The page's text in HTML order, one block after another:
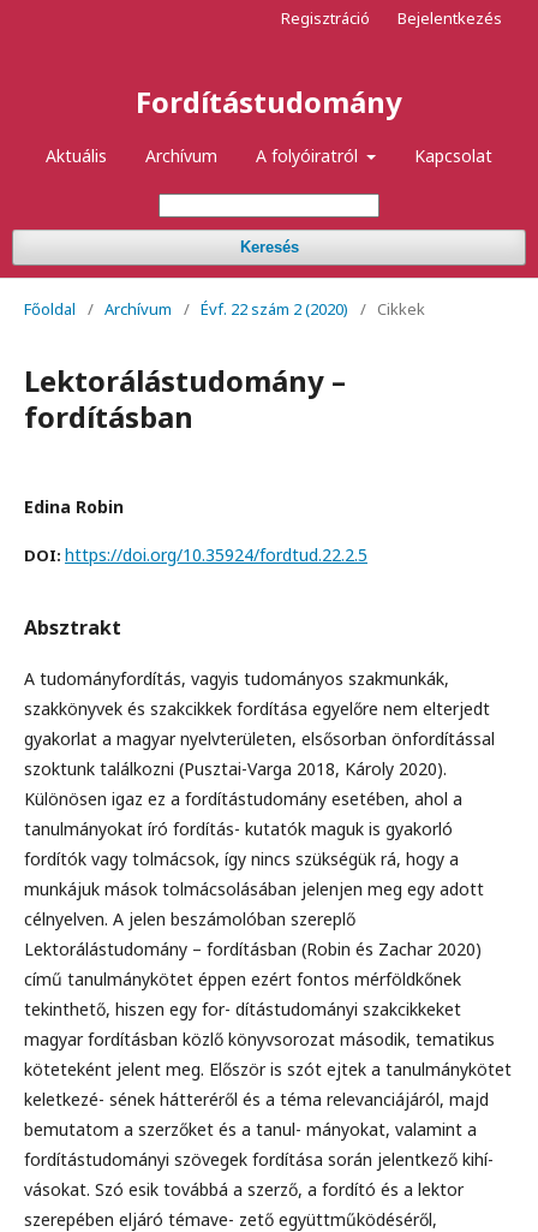
Fordítástudomány
Aktuális Archívum A folyóiratról Kapcsolat
Keresés
Regisztráció Bejelentkezés
Főoldal / Archívum / Évf. 22 szám 2 (2020) / Cikkek
Lektorálástudomány –
fordításban
Edina Robin
DOI: https://doi.org/10.35924/fordtud.22.2.5
Absztrakt
A tudományfordítás, vagyis tudományos szakmunkák,
szakkönyvek és szakcikkek fordítása egyelőre nem elterjedt
gyakorlat a magyar nyelvterületen, elsősorban önfordítással
szoktunk találkozni (Pusztai-Varga 2018, Károly 2020).
Különösen igaz ez a fordítástudomány esetében, ahol a
tanulmányokat író fordítás- kutatók maguk is gyakorló
fordítók vagy tolmácsok, így nincs szükségük rá, hogy a
munkájuk mások tolmácsolásában jelenjen meg egy adott
célnyelven. A jelen beszámolóban szereplő
Lektorálástudomány – fordításban (Robin és Zachar 2020)
című tanulmánykötet éppen ezért fontos mérföldkőnek
tekinthető, hiszen egy for- dítástudományi szakcikkeket
magyar fordításban közlő könyvsorozat második, tematikus
köteteként jelent meg. Először is szót ejtek a tanulmánykötet
keletkezé- sének hátteréről és a téma relevanciájáról, majd
bemutatom a szerzőket és a tanul- mányokat, valamint a
fordítástudományi szövegek fordítása során jelentkező kihí-
vásokat. Szó esik továbbá a szerző, a fordító és a lektor
szerepében eljáró témave- zető együttműködéséről,